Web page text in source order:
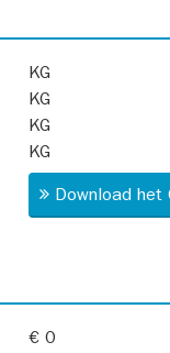
KG
KG
KG
KG
Download
€ 0